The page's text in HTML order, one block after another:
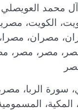
محمد
الكويت،
مصران،
مصر، مصر،
سورة الربا،